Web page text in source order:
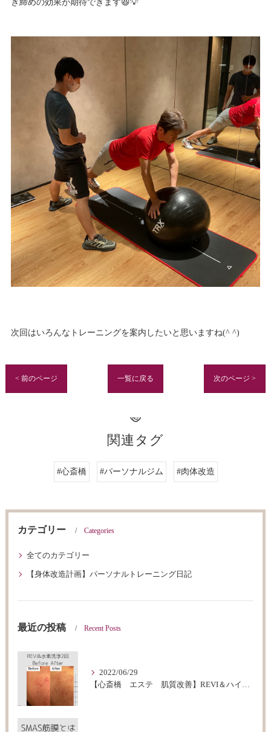
き締めの効果が期待できます😆💡
次回はいろんなトレーニングを案内したいと思いますね(^ ^)
< 前のページ 一覧に戻る 次のページ >
関連タグ
#心斎橋 #パーソナルジム #肉体改造
カテゴリー Categories
全てのカテゴリー
【身体改造計画】パーソナルトレーニング日記
最近の投稿 Recent Posts
2022/06/29
【心斎橋 エステ 肌質改善】REVI＆ハイドロフェイシャルBeforeAfter